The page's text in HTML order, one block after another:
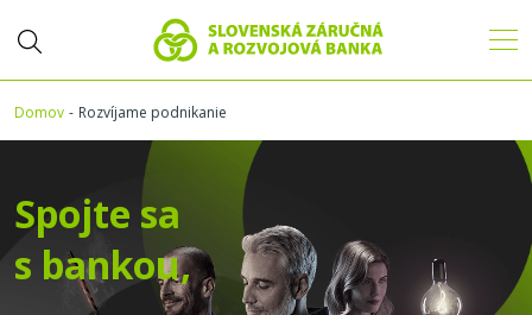
Domov Rozvíjame podnikanie
Spojte sa
s bankou,